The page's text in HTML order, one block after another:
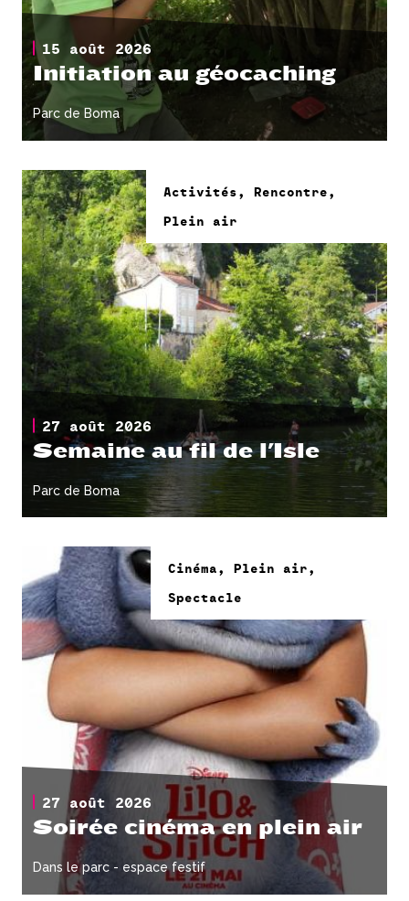
15 août 2026
Initiation au géocaching
Parc de Boma
Activités, Rencontre,
Plein air
27 août 2026
Semaine au fil de l'Isle
Parc de Boma
Cinéma, Plein air,
Spectacle
27 août 2026
Soirée cinéma en plein air
Dans le parc - espace festif